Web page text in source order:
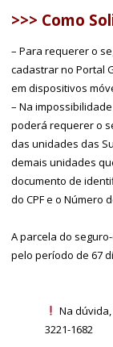
>>> Como
– Para requerer o
cadastrar no Portal
em dispositivos
– Na
poderá requerer o
das unidades das
demais unidades
documento de
do CPF e o Número
A parcela do
pelo período de 67
Na
3221-1682